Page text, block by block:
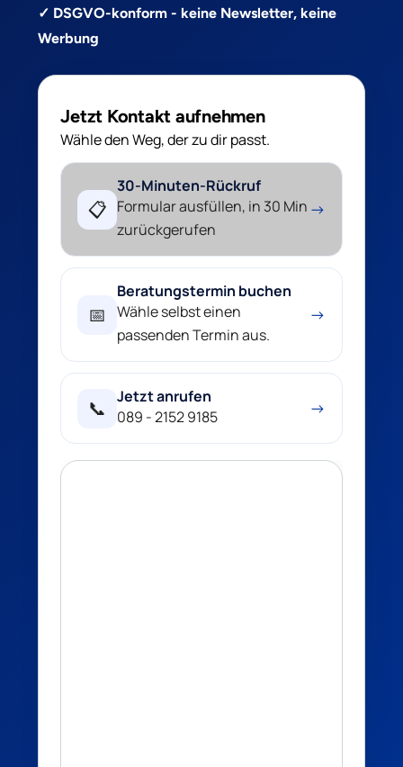
✓ DSGVO-konform - keine Newsletter, keine
Werbung
Jetzt Kontakt aufnehmen
Wähle den Weg, der zu dir passt.
📋
30-Minuten-Rückruf
Formular ausfüllen, in 30 Min
zurückgerufen
→
📅
Beratungstermin buchen
Wähle selbst einen
passenden Termin aus.
→
📞
Jetzt anrufen
089 - 2152 9185
→